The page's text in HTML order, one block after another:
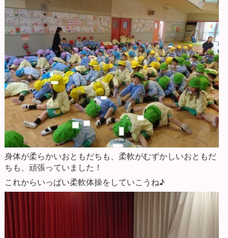
身体が柔らかいおともだちも、柔軟がむずかしいおともだ
ちも、頑張っていました！
これからいっぱい柔軟体操をしていこうね♪